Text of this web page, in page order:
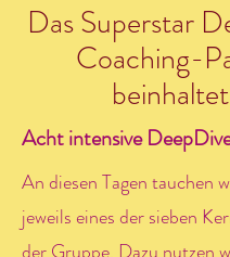
Das Superstar
Coaching-
Acht intensive
An diesen Tagen tauchen
jeweils eines der sieben